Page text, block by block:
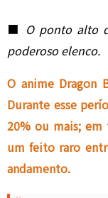
■ O ponto alto
poderoso elenco.
O anime Dragon
Durante esse
20% ou mais;
um feito raro
andamento.